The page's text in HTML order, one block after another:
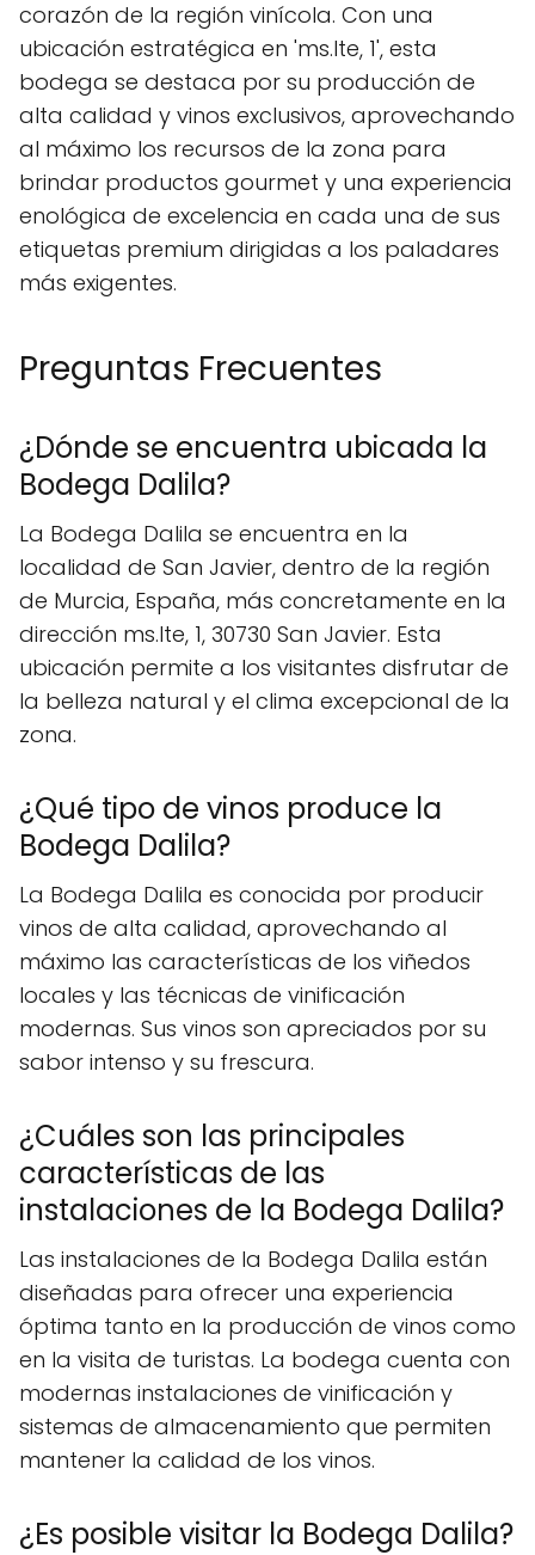
corazón de la región vinícola. Con una
ubicación estratégica en 'ms.lte, 1', esta
bodega se destaca por su producción de
alta calidad y vinos exclusivos, aprovechando
al máximo los recursos de la zona para
brindar productos gourmet y una experiencia
enológica de excelencia en cada una de sus
etiquetas premium dirigidas a los paladares
más exigentes.
Preguntas Frecuentes
¿Dónde se encuentra ubicada la
Bodega Dalila?
La Bodega Dalila se encuentra en la
localidad de San Javier, dentro de la región
de Murcia, España, más concretamente en la
dirección ms.lte, 1, 30730 San Javier. Esta
ubicación permite a los visitantes disfrutar de
la belleza natural y el clima excepcional de la
zona.
¿Qué tipo de vinos produce la
Bodega Dalila?
La Bodega Dalila es conocida por producir
vinos de alta calidad, aprovechando al
máximo las características de los viñedos
locales y las técnicas de vinificación
modernas. Sus vinos son apreciados por su
sabor intenso y su frescura.
¿Cuáles son las principales
características de las
instalaciones de la Bodega Dalila?
Las instalaciones de la Bodega Dalila están
diseñadas para ofrecer una experiencia
óptima tanto en la producción de vinos como
en la visita de turistas. La bodega cuenta con
modernas instalaciones de vinificación y
sistemas de almacenamiento que permiten
mantener la calidad de los vinos.
¿Es posible visitar la Bodega Dalila?